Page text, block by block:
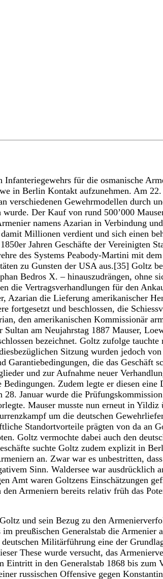
für die osmanische
in Berlin Kontakt aufzunehmen. Am
Gewehrmodellen durch
Der Kauf von rund 500’000
namens Azarian in Verbindung
Millionen verdient und sich einen
Jahren Geschäfte der Vereinigten
des Systems Peabody-Martini mit
zu Gunsten der USA aus.[35] Goltz
Bedros X. – hinauszudrängen, ohne
die Vertragsverhandlungen für den
Azarian die Lieferung amerikanischer
fortgesetzt und beschlossen, die
den amerikanischen Kommissionär
am Neujahrstag 1887 Mauser,
bezeichnet. Goltz zufolge
Sitzung wurden jedoch
die das Geschäft
und zur Aufnahme neuer
Zudem legte er diesen
Januar wurde die
Mauser musste nun erneut in
um die deutschen
Standortvorteile prägten von da an
Goltz vermochte dabei auch den
suchte Goltz zudem explizit in
an. Zwar war es unbestritten,
Sinn. Waldersee war ausdrücklich
Amt waren Goltzens Einschätzungen
Armeniern bereits relativ früh das
und sein Bezug zu den
preußischen Generalstab die Armenier
Militärführung eine der
These wurde versucht, das
in den Generalstab 1868 bis zum
russischen Offensive gegen